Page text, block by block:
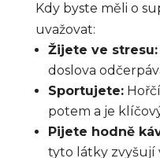
Kdy byste měli o
uvažovat:
Žijete ve stresu:
doslova
Sportujete:
potem a je
Pijete hodně
tyto látky zvyšují